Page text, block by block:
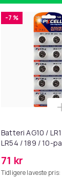
6-rørs
-7 %
Batteri AG10 /
LR54 / 189 / 10-
71 kr
Tidligere laveste pris: